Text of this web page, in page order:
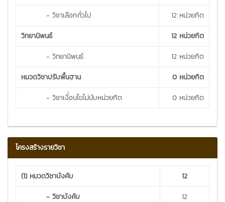
- วิชาเลือกทั่วไป
12 หน่วยกิต
วิทยานิพนธ์
12 หน่วยกิต
- วิทยานิพนธ์
12 หน่วยกิต
หมวดวิชาปรับพื้นฐาน
0 หน่วยกิต
- วิชาเงื่่อนไขไม่นับหน่วยกิต
0 หน่วยกิต
โครงสร้างรายวิชา
(1) หมวดวิชาบังคับ
12
- วิชาบังคับ
12